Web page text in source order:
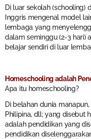
Di luar sekolah (schooling)
Inggris mengenal model
lembaga yang
dalam seminggu (2-3 hari)
belajar sendiri di luar
Homeschooling adalah
Apa itu homeschooling?
Di belahan dunia
Philipina, dll; yang disebut
adalah pendidikan yang
pendidikan